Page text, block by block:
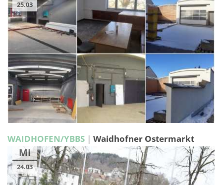
25.03
WAIDHOFEN/YBBS | Waidhofner Ostermarkt
MI
24.03